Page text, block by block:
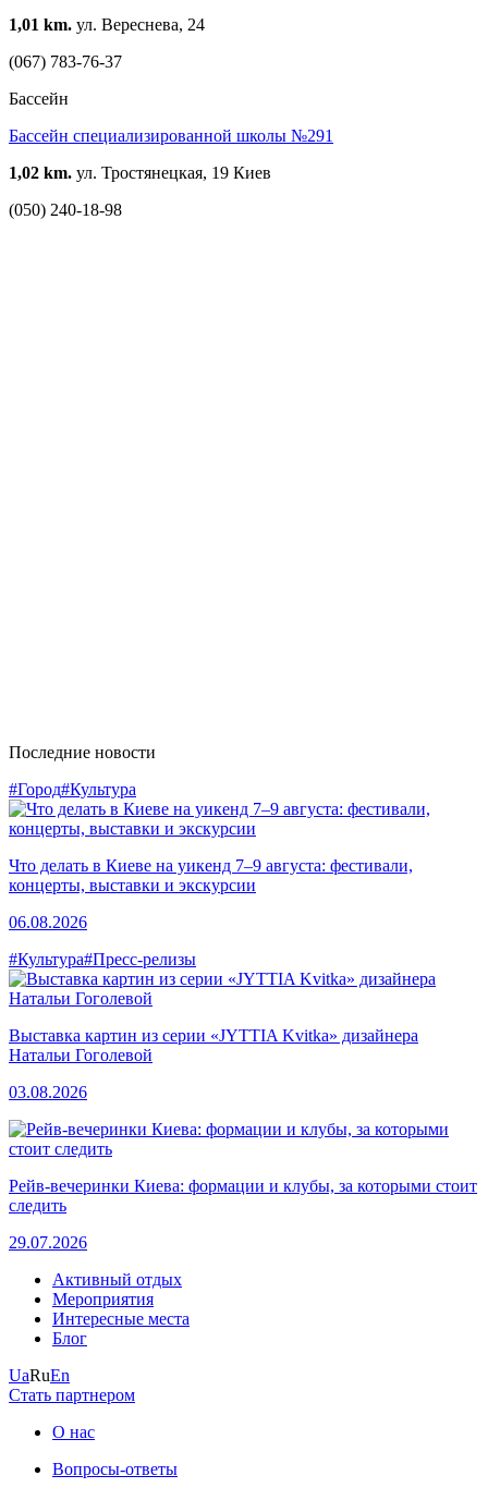
1,01 km. ул. Вереснева, 24
(067) 783-76-37
Бассейн
Бассейн специализированной школы №291
1,02 km. ул. Тростянецкая, 19 Киев
(050) 240-18-98
Последние новости
#Город#Культура
Что делать в Киеве на уикенд 7–9 августа: фестивали,
концерты, выставки и экскурсии
06.08.2026
#Культура#Пресс-релизы
Выставка картин из серии «JYTTIA Kvitka» дизайнера
Натальи Гоголевой
03.08.2026
Рейв-вечеринки Киева: формации и клубы, за которыми стоит
следить
29.07.2026
Активный отдых
Мероприятия
Интересные места
Блог
UaRuEn
Стать партнером
О нас
Вопросы-ответы